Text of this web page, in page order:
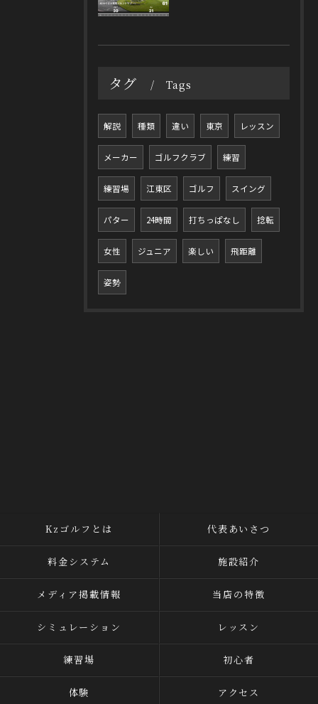
タグ Tags
解説 種類 違い 東京 レッスン
メーカー ゴルフクラブ 練習
練習場 江東区 ゴルフ スイング
パター 24時間 打ちっぱなし 捻転
女性 ジュニア 楽しい 飛距離
姿勢
Kzゴルフとは 代表あいさつ
料金システム 施設紹介
メディア掲載情報 当店の特徴
シミュレーション レッスン
練習場 初心者
体験 アクセス